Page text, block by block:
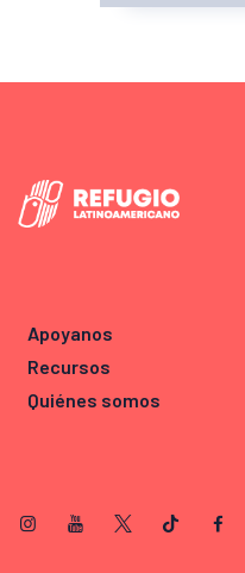
Apoyanos
Recursos
Quiénes somos